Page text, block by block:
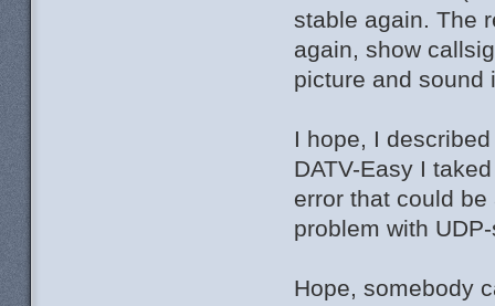
stable again. The
again, show
picture and sound
I hope, I
DATV-Easy I
error that could
problem with
Hope, somebody